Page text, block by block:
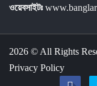
ওয়েবসাইটঃ
2026 © All Rights
Privacy Policy